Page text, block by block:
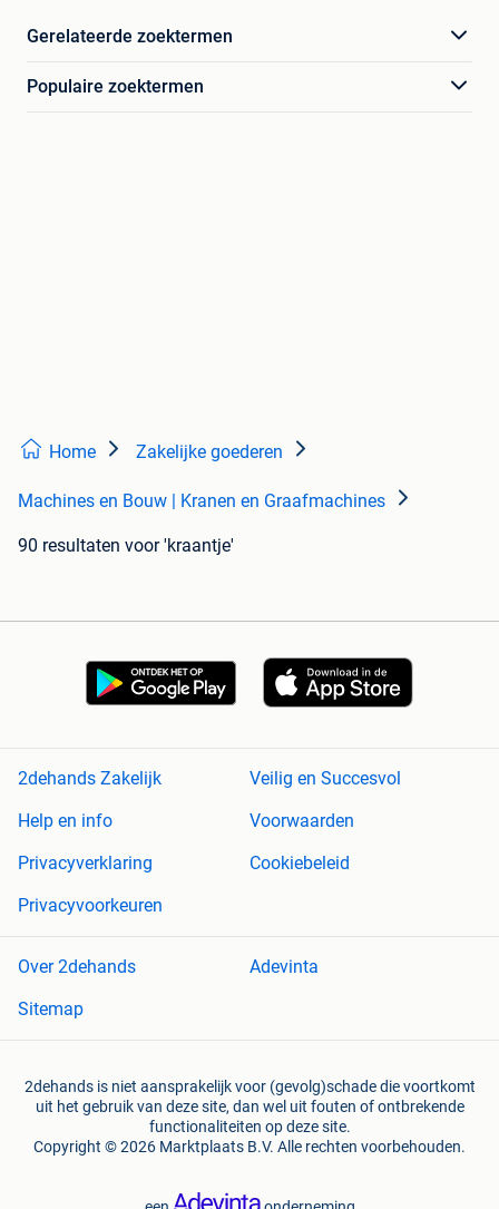
Gerelateerde zoektermen
Populaire zoektermen
Home Zakelijke goederen
Machines en Bouw | Kranen en Graafmachines
90 resultaten voor 'kraantje'
2dehands Zakelijk
Veilig en Succesvol
Help en info
Voorwaarden
Privacyverklaring
Cookiebeleid
Privacyvoorkeuren
Over 2dehands
Adevinta
Sitemap
2dehands is niet aansprakelijk voor (gevolg)schade die voortkomt
uit het gebruik van deze site, dan wel uit fouten of ontbrekende
functionaliteiten op deze site.
Copyright © 2026 Marktplaats B.V. Alle rechten voorbehouden.